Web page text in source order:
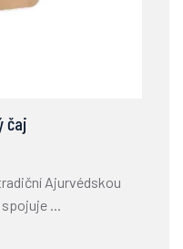
čaj
Ajurvédskou
...